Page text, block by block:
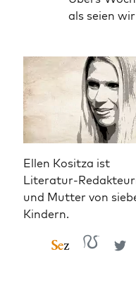
als seien
Ellen Kositza ist
Literatur-
und Mutter von
Kindern.